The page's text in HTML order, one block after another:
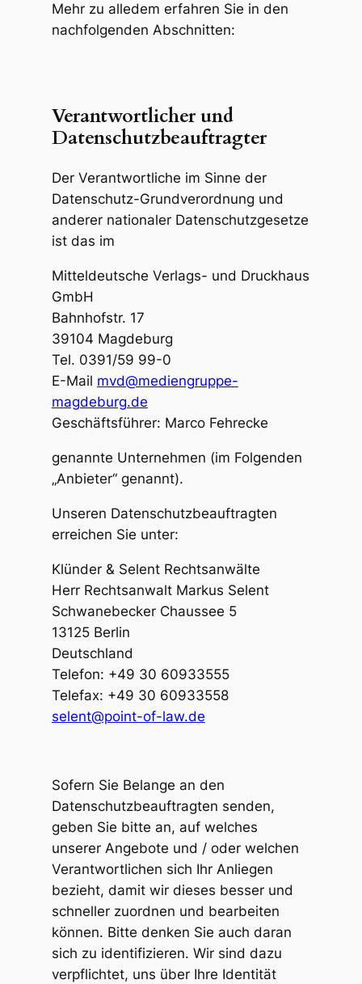
Mehr zu alledem erfahren Sie in den
nachfolgenden Abschnitten:
Verantwortlicher und
Datenschutzbeauftragter
Der Verantwortliche im Sinne der
Datenschutz-Grundverordnung und
anderer nationaler Datenschutzgesetze
ist das im
Mitteldeutsche Verlags- und Druckhaus
GmbH
Bahnhofstr. 17
39104 Magdeburg
Tel. 0391/59 99-0
E-Mail mvd@mediengruppe-
magdeburg.de
Geschäftsführer: Marco Fehrecke
genannte Unternehmen (im Folgenden
„Anbieter“ genannt).
Unseren Datenschutzbeauftragten
erreichen Sie unter:
Klünder & Selent Rechtsanwälte
Herr Rechtsanwalt Markus Selent
Schwanebecker Chaussee 5
13125 Berlin
Deutschland
Telefon: +49 30 60933555
Telefax: +49 30 60933558
selent@point-of-law.de
Sofern Sie Belange an den
Datenschutzbeauftragten senden,
geben Sie bitte an, auf welches
unserer Angebote und / oder welchen
Verantwortlichen sich Ihr Anliegen
bezieht, damit wir dieses besser und
schneller zuordnen und bearbeiten
können. Bitte denken Sie auch daran
sich zu identifizieren. Wir sind dazu
verpflichtet, uns über Ihre Identität